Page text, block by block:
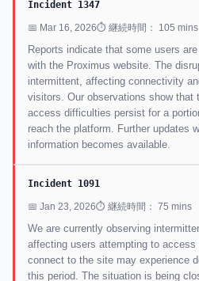
Incident 1347
📅 Mar 16, 2026⏱ 継続時間： 105 mins
Reports indicate that some users
with the Proximus website. The
intermittent, affecting connectivity
visitors. Our observations show that
access difficulties persist for a
reach the platform. Further updates
information becomes available.
Incident 1091
📅 Jan 23, 2026⏱ 継続時間： 75 mins
We are currently observing
affecting users attempting to
connect to the site may experience
this period. The situation is being